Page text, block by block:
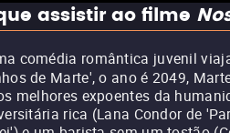
assistir ao filme
comédia romântica juvenil
de Marte', o ano é 2049,
melhores expoentes da
rica (Lana Condor de